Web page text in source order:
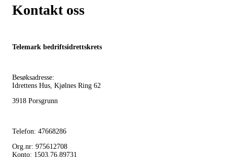
Kontakt oss
Telemark bedriftsidrettskrets
Besøksadresse:
Idrettens Hus, Kjølnes Ring 62
3918 Porsgrunn
Telefon: 47668286
Org.nr: 975612708
Konto: 1503.76.89731